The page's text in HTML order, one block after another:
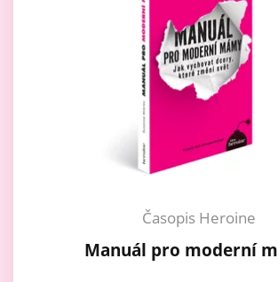
Časopis Heroine
Manuál pro moderní